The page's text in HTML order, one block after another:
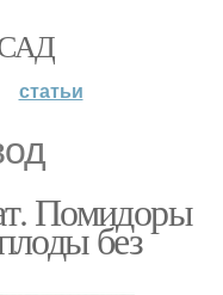
статьи
Помидоры
без